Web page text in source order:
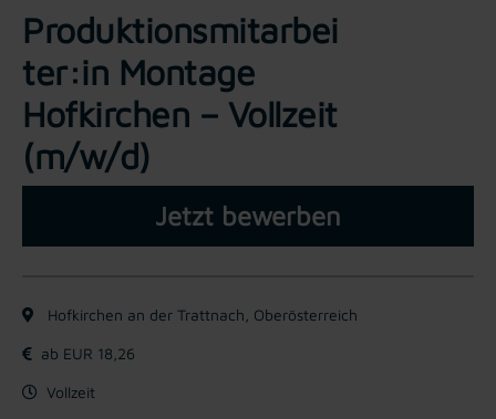
Produktionsmitarbei
ter:in Montage
Hofkirchen – Vollzeit
(m/w/d)
Jetzt bewerben
Hofkirchen an der Trattnach, Oberösterreich
ab EUR 18,26
Vollzeit